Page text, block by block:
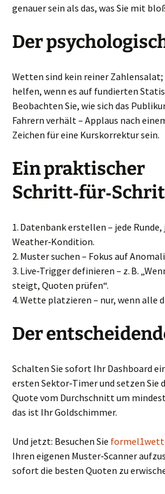
genauer sein als das, was Sie mit
Der
Wetten sind kein reiner
helfen, wenn es auf fundierten
Beobachten Sie, wie sich das
Fahrern verhält – Applaus nach
Zeichen für eine Kurskorrektur sein.
Ein praktischer
1. Datenbank erstellen – jede Runde,
Weather‑Kondition.
2. Muster suchen – Fokus auf
3. Live‑Trigger definieren – z. B.
steigt, Quoten prüfen“.
4. Wette platzieren – nur, wenn alle
Der
Schalten Sie sofort Ihr Dashboard
ersten Sektor‑Timer und setzen Sie
Quote vom Durchschnitt um
das ist Ihr Goldschimmer.
Und jetzt: Besuchen Sie
Ihren eigenen Muster‑Scanner
sofort die besten Quoten zu